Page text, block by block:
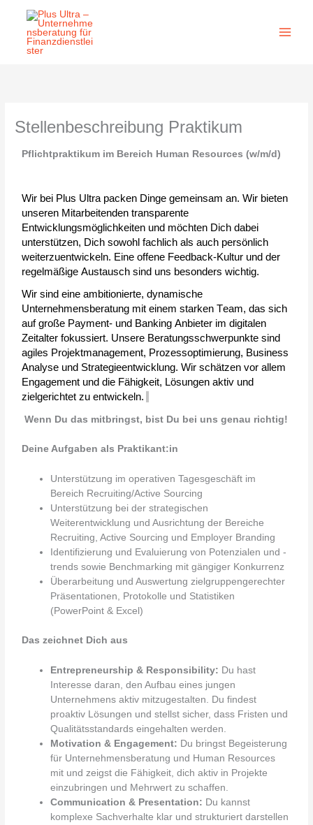
springen
Stellenbeschreibung Praktikum
Pflichtpraktikum im Bereich Human Resources (w/m/d)
Wir bei Plus Ultra packen Dinge gemeinsam an. Wir bieten
unseren Mitarbeitenden transparente
Entwicklungsmöglichkeiten und möchten Dich dabei
unterstützen, Dich sowohl fachlich als auch persönlich
weiterzuentwickeln. Eine offene Feedback-Kultur und der
regelmäßige Austausch sind uns besonders wichtig.
Wir sind eine ambitionierte, dynamische
Unternehmensberatung mit einem starken Team, das sich
auf große Payment- und Banking Anbieter im digitalen
Zeitalter fokussiert. Unsere Beratungsschwerpunkte
agiles Projektmanagement, Prozessoptimierung, Business
Analyse und Strategieentwicklung. Wir schätzen vor allem
Engagement und die Fähigkeit, Lösungen aktiv und
zielgerichtet zu entwickeln.
Wenn Du das mitbringst, bist Du bei uns genau richtig!
Deine Aufgaben als Praktikant:in
Unterstützung im operativen Tagesgeschäft im
Bereich Recruiting/Active Sourcing
Unterstützung bei der strategischen
Weiterentwicklung und Ausrichtung der Bereiche
Recruiting, Active Sourcing und Employer Branding
Identifizierung und Evaluierung von Potenzialen und -
trends sowie Benchmarking mit gängiger Konkurrenz
Überarbeitung und Auswertung zielgruppengerechter
Präsentationen, Protokolle und Statistiken
(PowerPoint & Excel)
Das zeichnet Dich aus
Entrepreneurship & Responsibility: Du hast
Interesse daran, den Aufbau eines jungen
Unternehmens aktiv mitzugestalten. Du findest
proaktiv Lösungen und stellst sicher, dass Fristen und
Qualitätsstandards eingehalten werden.
Motivation & Engagement: Du bringst Begeisterung
für Unternehmensberatung und Human Resources
mit und zeigst die Fähigkeit, dich aktiv in Projekte
einzubringen und Mehrwert zu schaffen.
Communication & Presentation: Du kannst
komplexe Sachverhalte klar und strukturiert darstellen